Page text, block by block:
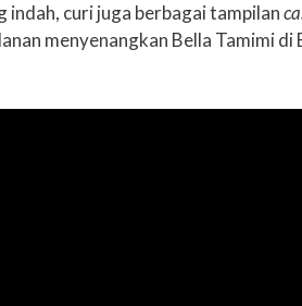
indah, curi juga berbagai tampilan
menyenangkan Bella Tamimi